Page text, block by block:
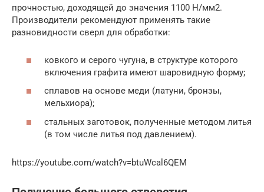
прочностью, доходящей до значения 1100 Н/мм2.
Производители рекомендуют применять такие
разновидности сверл для обработки:
ковкого и серого чугуна, в структуре которого
включения графита имеют шаровидную форму;
сплавов на основе меди (латуни, бронзы,
мельхиора);
стальных заготовок, полученные методом литья
(в том числе литья под давлением).
https://youtube.com/watch?v=btuWcal6QEM